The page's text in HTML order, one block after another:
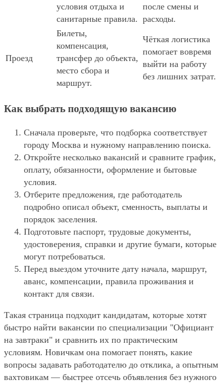
условия отдыха и
санитарные правила.
после смены и
расходы.
Проезд
Билеты,
компенсация,
трансфер до объекта,
место сбора и
маршрут.
Чёткая логистика
помогает вовремя
выйти на работу
без лишних затрат.
Как выбрать подходящую вакансию
Сначала проверьте, что подборка соответствует
городу Москва и нужному направлению поиска.
Откройте несколько вакансий и сравните график,
оплату, обязанности, оформление и бытовые
условия.
Отберите предложения, где работодатель
подробно описал объект, сменность, выплаты и
порядок заселения.
Подготовьте паспорт, трудовые документы,
удостоверения, справки и другие бумаги, которые
могут потребоваться.
Перед выездом уточните дату начала, маршрут,
аванс, компенсации, правила проживания и
контакт для связи.
Такая страница подходит кандидатам, которые хотят
быстро найти вакансии по специализации "Официант
на завтраки" и сравнить их по практическим
условиям. Новичкам она помогает понять, какие
вопросы задавать работодателю до отклика, а опытным
вахтовикам — быстрее отсечь объявления без нужного